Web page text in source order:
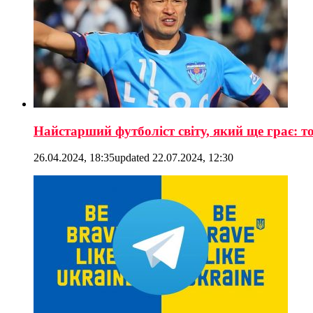
Найстарший футболіст світу, який ще грає:
26.04.2024, 18:35updated 22.07.2024, 12:30